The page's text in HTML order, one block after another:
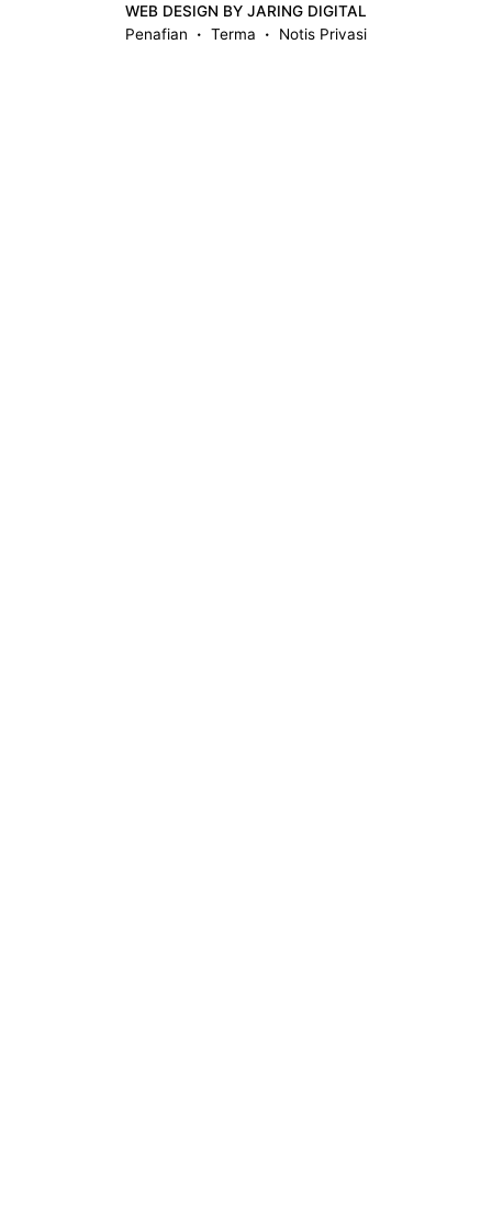
WEB DESIGN BY JARING DIGITAL
Penafian
• Terma • Notis Privasi